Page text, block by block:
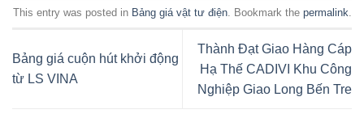
This entry was posted in Bảng giá vật tư điện. Bookmark the permalink
Bảng giá cuộn hút khởi động
từ LS VINA
Thành Đạt Giao Hàng Cáp
Hạ Thế CADIVI Khu Công
Nghiệp Giao Long Bến Tre